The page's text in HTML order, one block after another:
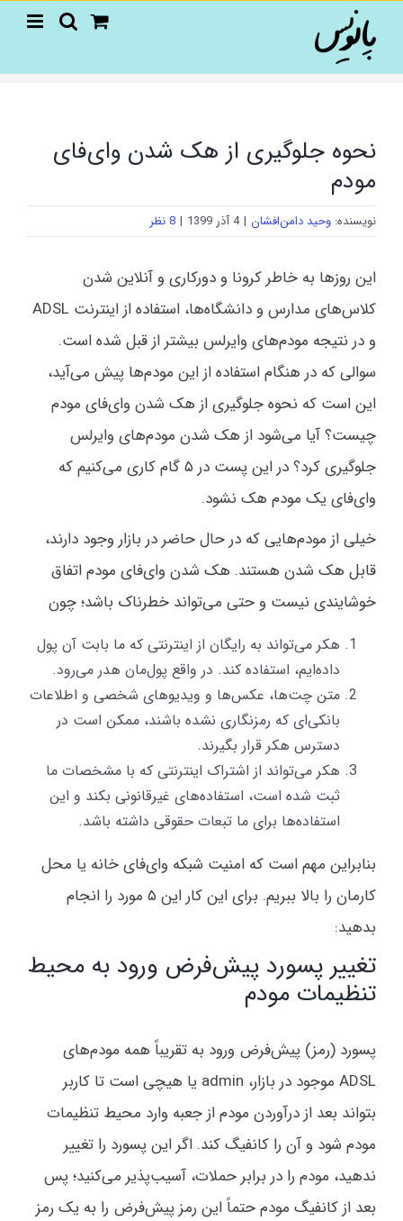
content
نحوه جلوگیری از هک شدن وای‌فای
مودم
نویسنده: وحید دامن‌افشان | 4 آذر 1399 | 8 نظر
این روزها به خاطر کرونا و دورکاری و آنلاین شدن
کلاس‌های مدارس و دانشگاه‌ها، استفاده از اینترنت ADSL
و در نتیجه مودم‌های وایرلس بیشتر از قبل شده است.
سوالی که در هنگام استفاده از این‌ مودم‌ها پیش می‌آید،
این است که نحوه جلوگیری از هک شدن وای‌فای مودم
چیست؟ آیا می‌شود از هک شدن مودم‌های وایرلس
جلوگیری کرد؟ در این پست در ۵ گام کاری می‌کنیم که
وای‌فای یک مودم هک نشود.
خیلی از مودم‌هایی که در حال حاضر در بازار وجود دارند،
قابل هک شدن هستند. هک شدن وای‌فای مودم اتفاق
خوشایندی نیست و حتی می‌تواند خطرناک باشد؛ چون
هکر می‌تواند به رایگان از اینترنتی که ما بابت آن پول
داده‌ایم، استفاده کند. در واقع پول‌مان هدر می‌رود.
متن چت‌ها، عکس‌ها و ویدیوهای شخصی و اطلاعات
بانکی‌ای که رمزنگاری نشده باشند، ممکن است در
دسترس هکر قرار بگیرند.
هکر می‌تواند از اشتراک اینترنتی که با مشخصات ما
ثبت شده است، استفاده‌های غیرقانونی بکند و این
استفاده‌ها برای ما تبعات حقوقی داشته باشد.
بنابراین مهم است که امنیت شبکه وای‌فای خانه یا محل
کارمان را بالا ببریم. برای این کار این ۵ مورد را انجام
بدهید:
تغییر پسورد پیش‌فرض ورود به محیط
تنظیمات مودم
پسورد (رمز) پیش‌فرض ورود به تقریباً همه مودم‌های
ADSL موجود در بازار، admin یا هیچی است تا کاربر
بتواند بعد از درآوردن مودم از جعبه وارد محیط تنظیمات
مودم شود و آن را کانفیگ کند. اگر این پسورد را تغییر
ندهید، مودم را در برابر حملات، آسیب‌پذیر می‌کنید؛ پس
بعد از کانفیگ مودم حتماً این رمز پیش‌فرض را به یک رمز